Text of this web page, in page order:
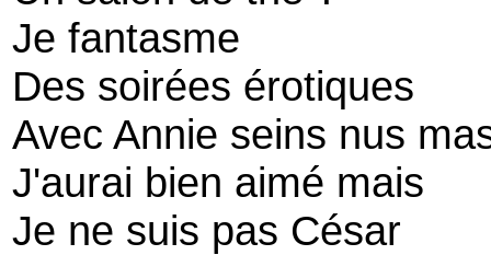
Je fantasme
Des soirées érotiques
Avec Annie seins nus
J'aurai bien aimé mais
Je ne suis pas César